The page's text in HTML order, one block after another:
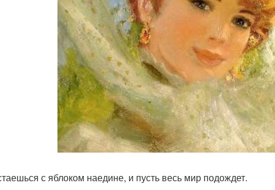
с яблоком наедине, и пусть весь мир подождет.